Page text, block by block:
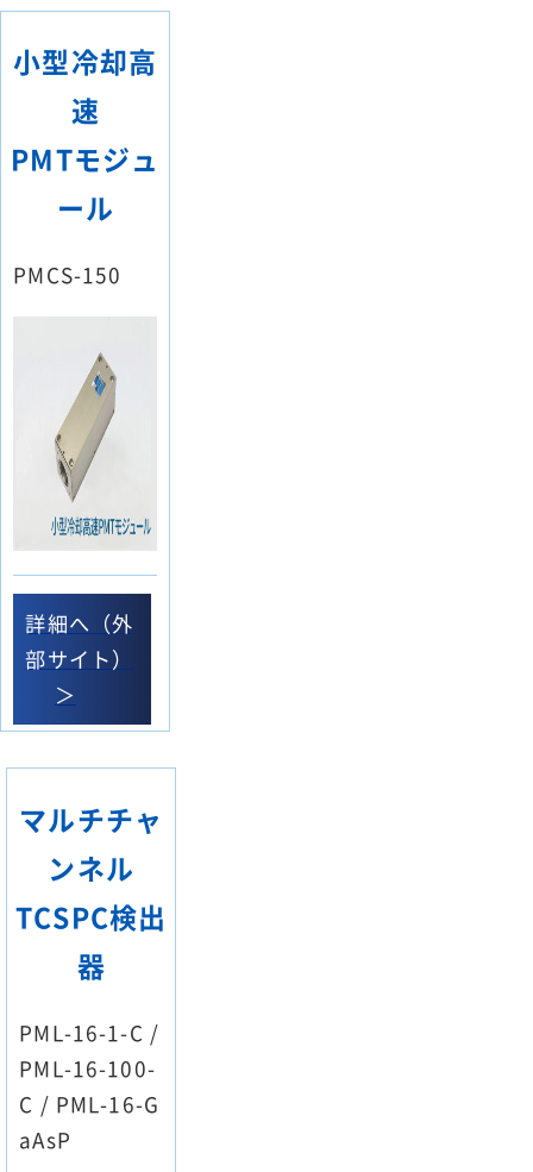
小型冷却高
速
PMTモジュ
ール
PMCS-150
詳細へ（外
部サイト）
＞
マルチチャ
ンネル
TCSPC検出
器
PML-16-1-C /
PML-16-100-
C / PML-16-G
aAsP